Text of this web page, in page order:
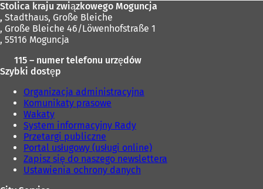
Stolica kraju związkowego Moguncja
, Stadthaus, Große Bleiche
, Große Bleiche 46/Löwenhofstraße 1
, 55116 Moguncja
115 – numer telefonu urzędów
Szybki dostęp
Organizacja administracyjna
Komunikaty prasowe
Wakaty
System informacyjny Rady
Przetargi publiczne
Portal usługowy (usługi online)
Zapisz się do naszego newslettera
Ustawienia ochrony danych